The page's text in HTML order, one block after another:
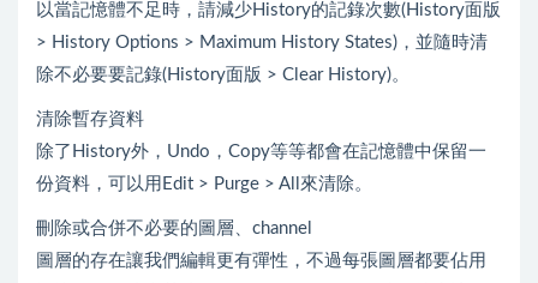
以當記憶體不足時，請減少History的記錄次數(History面版
> History Options > Maximum History States)，並隨時清
除不必要要記錄(History面版 > Clear History)。
清除暫存資料
除了History外，Undo，Copy等等都會在記憶體中保留一
份資料，可以用Edit > Purge > All來清除。
刪除或合併不必要的圖層、channel
圖層的存在讓我們編輯更有彈性，不過每張圖層都要佔用